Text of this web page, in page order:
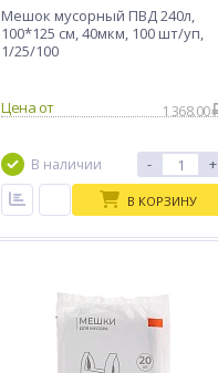
Мешок мусорный ПВД 240л,
100*125 см, 40мкм, 100 шт/уп,
1/25/100
Цена от 1 368.00
В наличии - +
В КОРЗИНУ